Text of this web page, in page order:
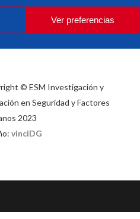
Ver preferencias
© ESM Investigación y
en Seguridad y Factores
2023
vinciDG